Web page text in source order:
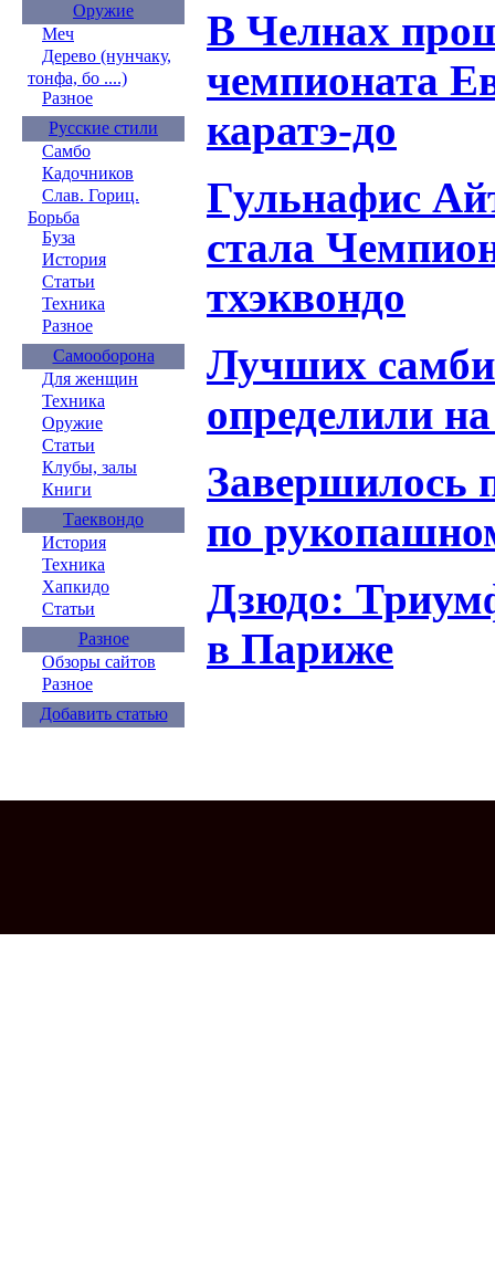
Оружие
Меч
Дерево (нунчаку,
тонфа, бо ....)
Разное
Русские стили
Самбо
Кадочников
Слав. Гориц.
Борьба
Буза
История
Статьи
Техника
Разное
Самооборона
Для женщин
Техника
Оружие
Статьи
Клубы, залы
Книги
Таеквондо
История
Техника
Хапкидо
Статьи
Разное
Обзоры сайтов
Разное
Добавить статью
В Челнах
чемпионата
каратэ-до
Гульнафис
стала
тхэквондо
Лучших
определили
Завершилось
по
Дзюдо:
в Париже